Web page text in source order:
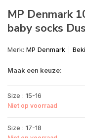
MP Denmark
baby socks
Merk: MP Denmark
Maak een keuze:
Size : 15-16
Niet op voorraad
Size : 17-18